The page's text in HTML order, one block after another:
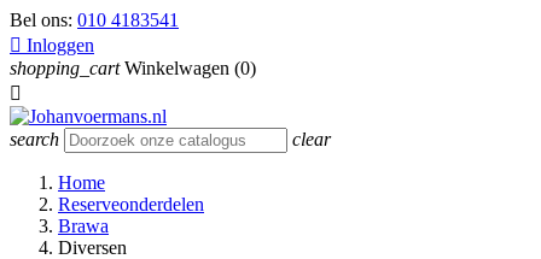
Bel ons: 010 4183541
 Inloggen
shopping_cart Winkelwagen (0)

search clear
Home
Reserveonderdelen
Brawa
Diversen